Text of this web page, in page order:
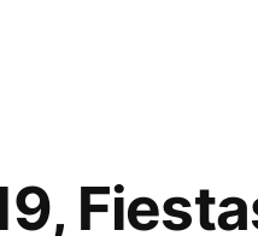
Sierra